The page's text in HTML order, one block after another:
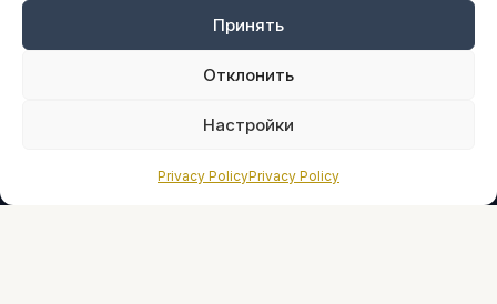
Принять
Отклонить
Настройки
Privacy PolicyPrivacy Policy
Оплата онлайн